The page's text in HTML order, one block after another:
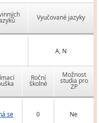
Vyučované jazyky
A, N
Roční
školné
Možnost
studia pro
ZP
se 0 Ne